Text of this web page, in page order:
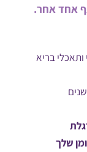
אחד אחר.
בריא
שלך